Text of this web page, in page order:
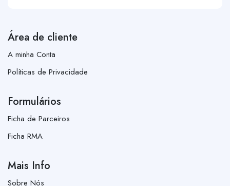
Área de cliente
A minha Conta
Políticas de Privacidade
Formulários
Ficha de Parceiros
Ficha RMA
Mais Info
Sobre Nós